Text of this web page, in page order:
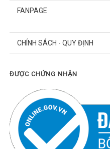
FANPAGE
CHÍNH SÁCH - QUY ĐỊNH
ĐƯỢC CHỨNG NHẬN